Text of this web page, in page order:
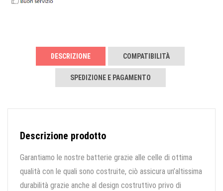
DESCRIZIONE COMPATIBILITÀ
SPEDIZIONE E PAGAMENTO
Descrizione prodotto
Garantiamo le nostre batterie grazie alle celle di ottima
qualità con le quali sono costruite, ciò assicura un’altissima
durabilità grazie anche al design costruttivo privo di